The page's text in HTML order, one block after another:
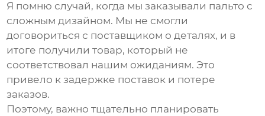
Я помню случай, когда мы заказывали пальто с
сложным дизайном. Мы не смогли
договориться с поставщиком о деталях, и в
итоге получили товар, который не
соответствовал нашим ожиданиям. Это
привело к задержке поставок и потере
заказов.
Поэтому, важно тщательно планировать